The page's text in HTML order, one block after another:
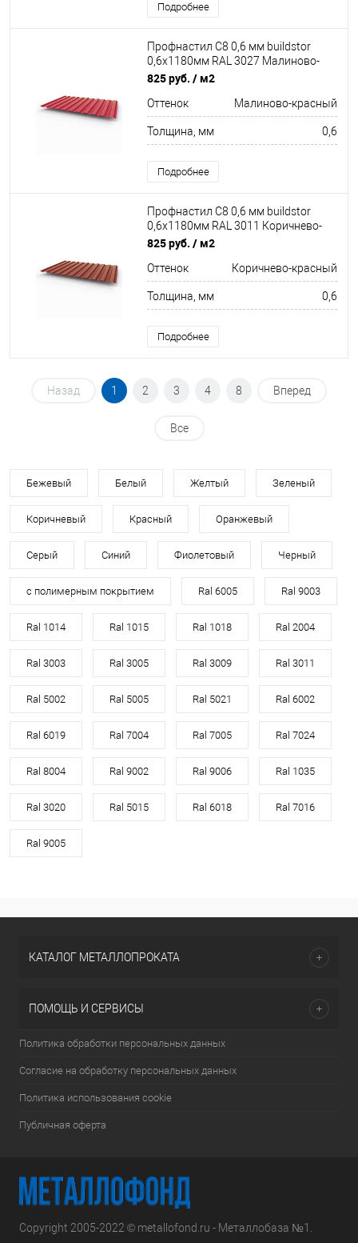
Подробнее
Профнастил С8 0,6 мм buildstor
0,6х1180мм RAL 3027 Малиново-
красный
825 руб. / м2
Оттенок Малиново-красный
Толщина, мм 0,6
Подробнее
Профнастил С8 0,6 мм buildstor
0,6х1180мм RAL 3011 Коричнево-
красный
825 руб. / м2
Оттенок Коричнево-красный
Толщина, мм 0,6
Подробнее
Назад 1 2 3 4 8 Вперед
Все
Бежевый Белый Желтый Зеленый
Коричневый Красный Оранжевый
Серый Синий Фиолетовый Черный
с полимерным покрытием Ral 6005 Ral 9003
Ral 1014 Ral 1015 Ral 1018 Ral 2004
Ral 3003 Ral 3005 Ral 3009 Ral 3011
Ral 5002 Ral 5005 Ral 5021 Ral 6002
Ral 6019 Ral 7004 Ral 7005 Ral 7024
Ral 8004 Ral 9002 Ral 9006 Ral 1035
Ral 3020 Ral 5015 Ral 6018 Ral 7016
Ral 9005
КАТАЛОГ МЕТАЛЛОПРОКАТА
ПОМОЩЬ И СЕРВИСЫ
Политика обработки персональных данных
Согласие на обработку персональных данных
Политика использования cookie
Публичная оферта
Copyright 2005-2022 © metallofond.ru - Металлобаза №1.